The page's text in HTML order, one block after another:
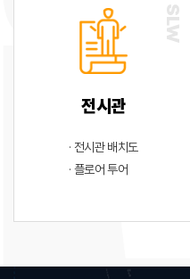
전시관
· 전시관 배치도
· 플로어 투어